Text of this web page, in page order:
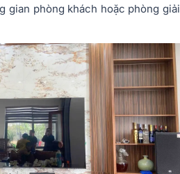
gian phòng khách hoặc phòng giải